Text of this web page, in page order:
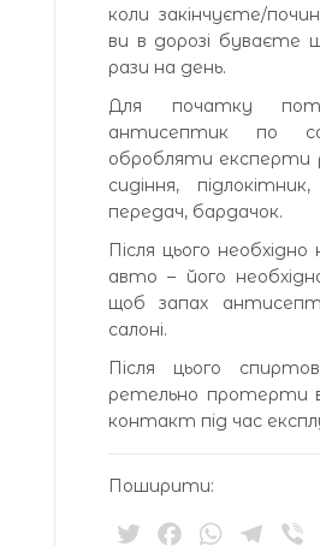
коли закінчуєте/
ви в дорозі буваєте
рази на день.
Для початку
антисептик по
обробляти експерти
сидіння,
передач, бардачок.
Після цього
авто – його
щоб запах
салоні.
Після цього
ретельно протерти
контакт під час
Поширити:
TwitterFacebook